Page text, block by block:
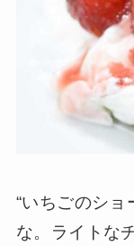
“いちごのショ
な。ライトな